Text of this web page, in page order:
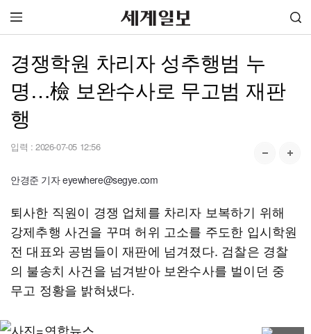
경쟁학원 차리자 성추행범 누
명…檢 보완수사로 무고범 재판
행
입력 : 2026-07-05 12:56
안경준 기자 eyewhere@segye.com
퇴사한 직원이 경쟁 업체를 차리자 보복하기 위해
강제추행 사건을 꾸며 허위 고소를 주도한 입시학원
전 대표와 공범들이 재판에 넘겨졌다. 검찰은 경찰
의 불송치 사건을 넘겨받아 보완수사를 벌이던 중
무고 정황을 밝혀냈다.